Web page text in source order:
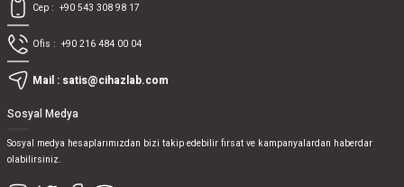
Cep : +90 543 308 98 17
Ofis : +90 216 484 00 04
Mail : satis@cihazlab.com
Sosyal Medya
Sosyal medya hesaplarımızdan bizi takip edebilir fırsat ve kampanyalardan haberdar
olabilirsiniz.